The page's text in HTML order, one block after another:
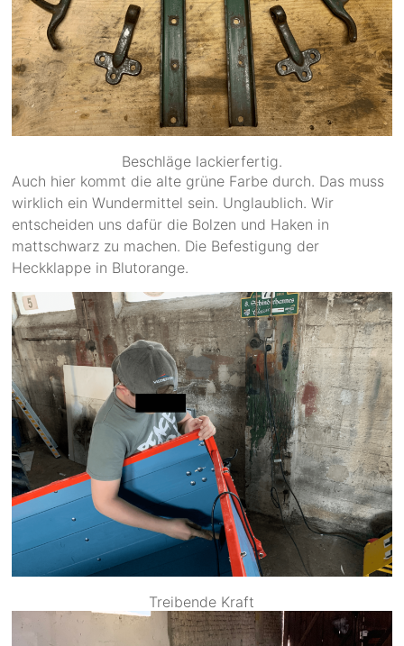
Beschläge lackierfertig.
Auch hier kommt die alte grüne Farbe durch. Das muss
wirklich ein Wundermittel sein. Unglaublich. Wir
entscheiden uns dafür die Bolzen und Haken in
mattschwarz zu machen. Die Befestigung der
Heckklappe in Blutorange.
Treibende Kraft